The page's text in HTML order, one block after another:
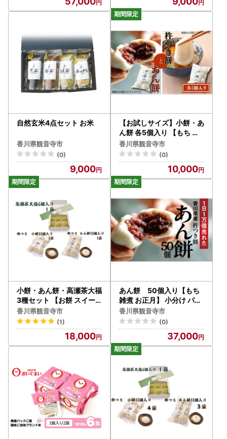
自然玄米4点セット お米
香川県観音寺市
(0)
9,000
【お試しサイズ】小餅・あ
ん餅 各5個入り 【もち 雑
煮 お正月】
香川県観音寺市
(0)
10,000
小餅・あん餅・高瀬茶大福
3種セット 【お餅 スイー
ツ 和菓子】
香川県観音寺市
(1)
18,000
あん餅 50個入り【もち
雑煮 お正月】 小分け パッ
ク おもち お雑煮 おやつ
香川県観音寺市
(0)
37,000